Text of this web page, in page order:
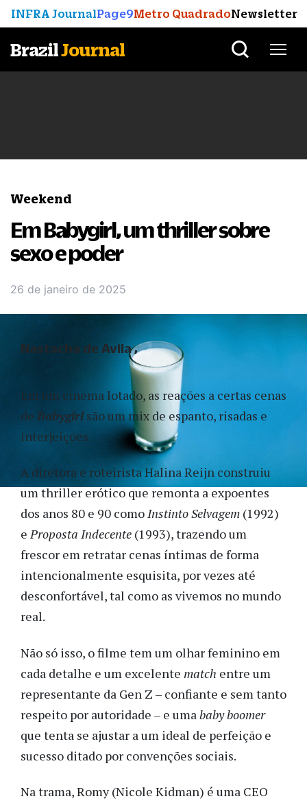
INFRA JournalPage9Metro QuadradoNewsletter
BrazilJournal
Weekend
Em Babygirl, um thriller sobre
sexo e poder
26 de janeiro de 2025
Em um cinema lotado, as reações a certas cenas
de Babygirlsão um mix de espanto, risadas e
interjeições.
A diretora e roteirista Halina Reijn construiu
um thriller erótico que remonta a expoentes
dos anos 80 e 90 comoInstinto Selvagem (1992)
eProposta Indecente (1993), trazendo um
frescor em retratar cenas íntimas de forma
intencionalmente esquisita, por vezes até
desconfortável, tal como as vivemos no mundo
real.
Não só isso, o filme tem um olhar feminino em
cada detalhe e um excelente match entre um
representante da Gen Z – confiante e sem tanto
respeito por autoridade – e umababy boomer
que tenta se ajustar a um ideal de perfeição e
sucesso ditado por convenções sociais.
Na trama, Romy (Nicole Kidman) é uma CEO
Nastacha de Avila